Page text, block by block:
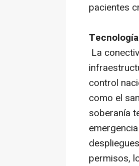
pacientes
La
control
como el
soberanía
permisos,